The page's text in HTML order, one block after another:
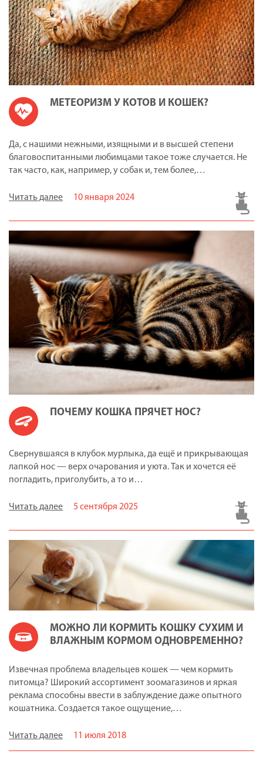
МЕТЕОРИЗМ У КОТОВ И КОШЕК?
Да, с нашими нежными, изящными и в высшей степени
благовоспитанными любимцами такое тоже случается. Не
так часто, как, например, у собак и, тем более,…
Читать далее 10 января 2024
ПОЧЕМУ КОШКА ПРЯЧЕТ НОС?
Свернувшаяся в клубок мурлыка, да ещё и прикрывающая
лапкой нос — верх очарования и уюта. Так и хочется её
погладить, приголубить, а то и…
Читать далее 5 сентября 2025
МОЖНО ЛИ КОРМИТЬ КОШКУ СУХИМ И
ВЛАЖНЫМ КОРМОМ ОДНОВРЕМЕННО?
Извечная проблема владельцев кошек — чем кормить
питомца? Широкий ассортимент зоомагазинов и яркая
реклама способны ввести в заблуждение даже опытного
кошатника. Создается такое ощущение,…
Читать далее 11 июля 2018